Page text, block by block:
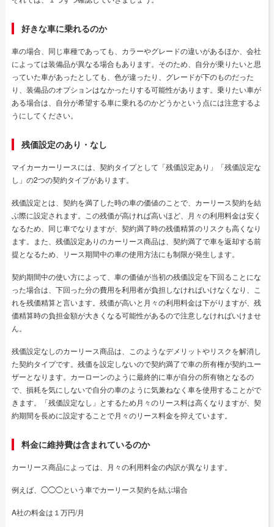
好きな車に乗れるのか
車の場合、同じ車種であっても、カラーやグレードの違いがあるほか、会社
によっては装備品が異なる場合もあります。そのため、自分が乗りたいと思
っていた車があったとしても、色が違ったり、グレードが下のものだった
り、装備品のオプションはなかったりする可能性があります。乗りたい車が
ある場合は、自分が希望する車に乗れるのかどうかという点には注意するよ
うにしてください。
残価設定のあり・なし
マイカーカーリースには、契約タイプとして「残価設定あり」「残価設定な
し」の2つの契約タイプがあります。
残価設定とは、契約を満了した時の車の価値のことで、カーリース契約を結
ぶ際に設定されます。この残価が高ければ高いほど、月々の利用料金は安く
なるため、同じ車でなりますが、契約満了時の残価精算のリスクも高くなり
ます。また、残価設定ありのカーリース商品は、契約満了で車を返却する前
提となるため、リース期間中の車の使用方法にも制限が発生します。
契約期間中の使い方によって、車の価値が当初の残価設定を下回ることにな
った場合は、下回った分の費用を利用者が負担しなければいけなくなり、こ
れを残価精算と言います。残価が高いと月々の利用料金は下がりますが、残
価精算時の負担金額が大きくなる可能性があるので注意しなければいけませ
ん。
残価設定なしのカーリース商品は、このようなデメリットやリスクを解消し
た契約タイプです。残価を設定しないので契約満了で車の所有権が契約ユー
ザーとなります。カーローンのように最終的に車が自分の所有物となるの
で、損耗を気にしないで自分の車のように気兼ねなく車を使用することがで
きます。「残価設定なし」とするため月々のリース料は高くなりますが、契
約期間を長めに設定することで月々のリース料金を抑えています。
料金に維持費は含まれているのか
カーリース商品によっては、月々の利用料金の内訳が異なります。
例えば、◯◯◯という車でカーリース契約を結ぶ場合
A社の料金は１万円/月